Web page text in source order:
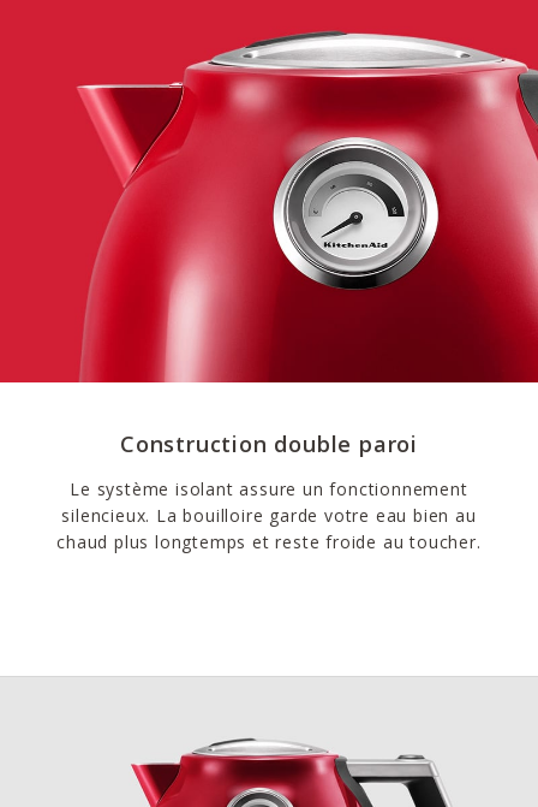
Construction double paroi
Le système isolant assure un fonctionnement
silencieux. La bouilloire garde votre eau bien au
chaud plus longtemps et reste froide au toucher.